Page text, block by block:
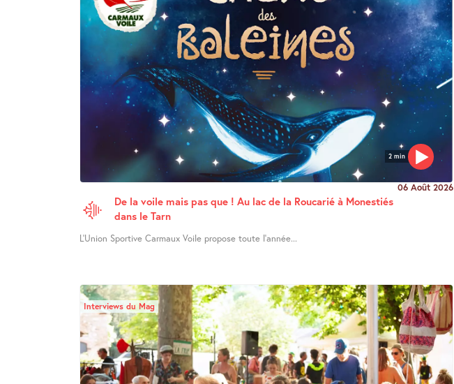
2 min
06 Août 2026
De la voile mais pas que ! Au lac de la Roucarié à Monestiés
dans le Tarn
L’Union Sportive Carmaux Voile propose toute l’année...
Interviews du Mag